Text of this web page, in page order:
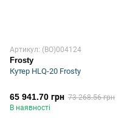
Артикул: (BO)004124
Frosty
Кутер HLQ-20 Frosty
65 941.70 грн 73 268.56 грн
В наявності